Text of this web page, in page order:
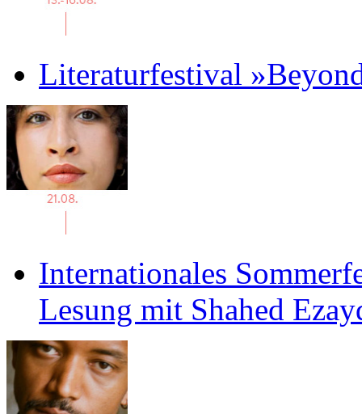
Literaturfestival
Internationales
Lesung mit Shahed